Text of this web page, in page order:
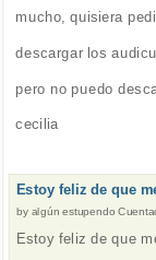
mucho, quisiera
descargar los
pero no puedo
cecilia
Estoy feliz de que
by algún estupendo
Estoy feliz de que